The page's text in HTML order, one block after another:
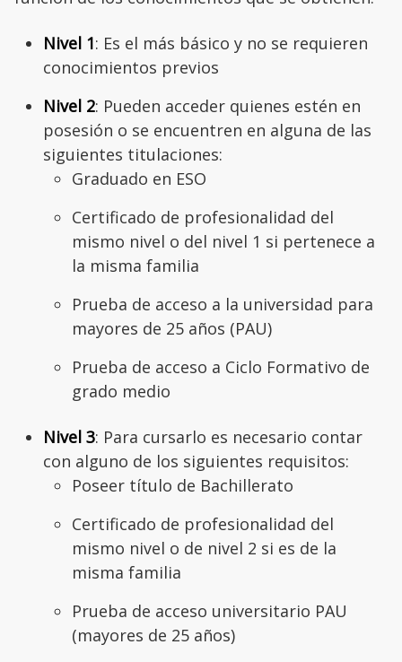
Nivel 1: Es el más básico y no se requieren
conocimientos previos
Nivel 2: Pueden acceder quienes estén en
posesión o se encuentren en alguna de las
siguientes titulaciones:
Graduado en ESO
Certificado de profesionalidad del
mismo nivel o del nivel 1 si pertenece a
la misma familia
Prueba de acceso a la universidad para
mayores de 25 años (PAU)
Prueba de acceso a Ciclo Formativo de
grado medio
Nivel 3: Para cursarlo es necesario contar
con alguno de los siguientes requisitos:
Poseer título de Bachillerato
Certificado de profesionalidad del
mismo nivel o de nivel 2 si es de la
misma familia
Prueba de acceso universitario PAU
(mayores de 25 años)